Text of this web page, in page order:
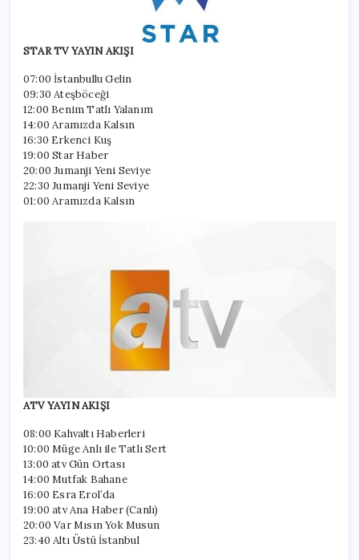
STAR TV YAYIN AKIŞI
07:00 İstanbullu Gelin
09:30 Ateşböceği
12:00 Benim Tatlı Yalanım
14:00 Aramızda Kalsın
16:30 Erkenci Kuş
19:00 Star Haber
20:00 Jumanji Yeni Seviye
22:30 Jumanji Yeni Seviye
01:00 Aramızda Kalsın
ATV YAYIN AKIŞI
08:00 Kahvaltı Haberleri
10:00 Müge Anlı ile Tatlı Sert
13:00 atv Gün Ortası
14:00 Mutfak Bahane
16:00 Esra Erol’da
19:00 atv Ana Haber (Canlı)
20:00 Var Mısın Yok Musun
23:40 Altı Üstü İstanbul